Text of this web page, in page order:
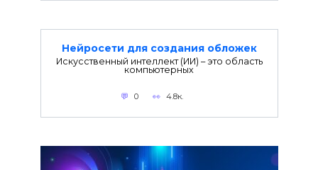
Нейросети для создания обложек
Искусственный интеллект (ИИ) – это область
компьютерных
0 4.8к.